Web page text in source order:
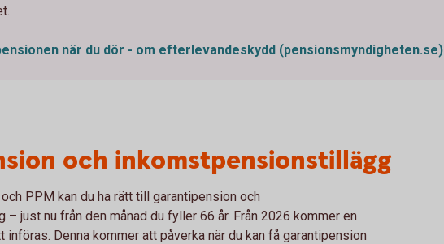
när du dör - om efterlevandeskydd (pensionsmyndigheten.se)
och inkomstpensionstillägg
PPM kan du ha rätt till garantipension och
just nu från den månad du fyller 66 år. Från 2026 kommer en
Denna kommer att påverka när du kan få garantipension